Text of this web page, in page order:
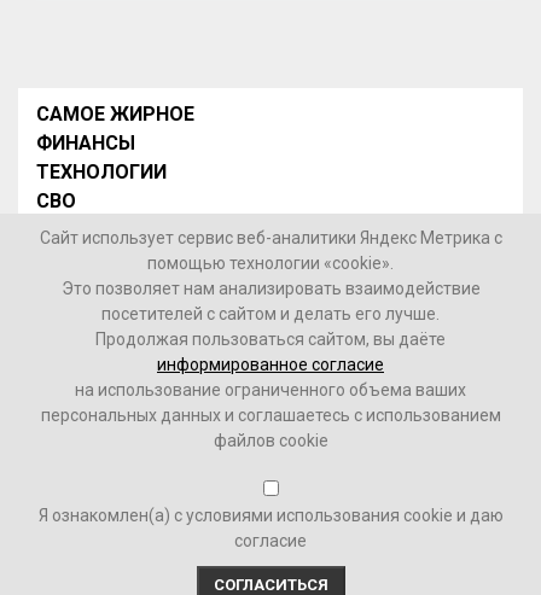
САМОЕ ЖИРНОЕ
ФИНАНСЫ
ТЕХНОЛОГИИ
СВО
НОВОСТИ В МИРЕ
НОВОСТИ РОССИИ
Контакты
© 2026 Интернет-газета «МедиаЖир» -Согласие
пользователя на обработку данных
16+
Зарегистрировано Федеральной службой по надзору в
сфере связи, информационных технологий и массовых
коммуникаций (Роскомнадзор). Реестровый номер ФС
77-84246 от 28.11.2022 г.
Сайт использует сервис веб-аналитики Яндекс Метрика с
помощью технологии «cookie».
Это позволяет нам анализировать взаимодействие
посетителей с сайтом и делать его лучше.
Продолжая пользоваться сайтом, вы даёте
информированное согласие
на использование ограниченного объема ваших
персональных данных и соглашаетесь с использованием
файлов cookie
Я ознакомлен(а) с условиями использования cookie и даю
согласие
СОГЛАСИТЬСЯ